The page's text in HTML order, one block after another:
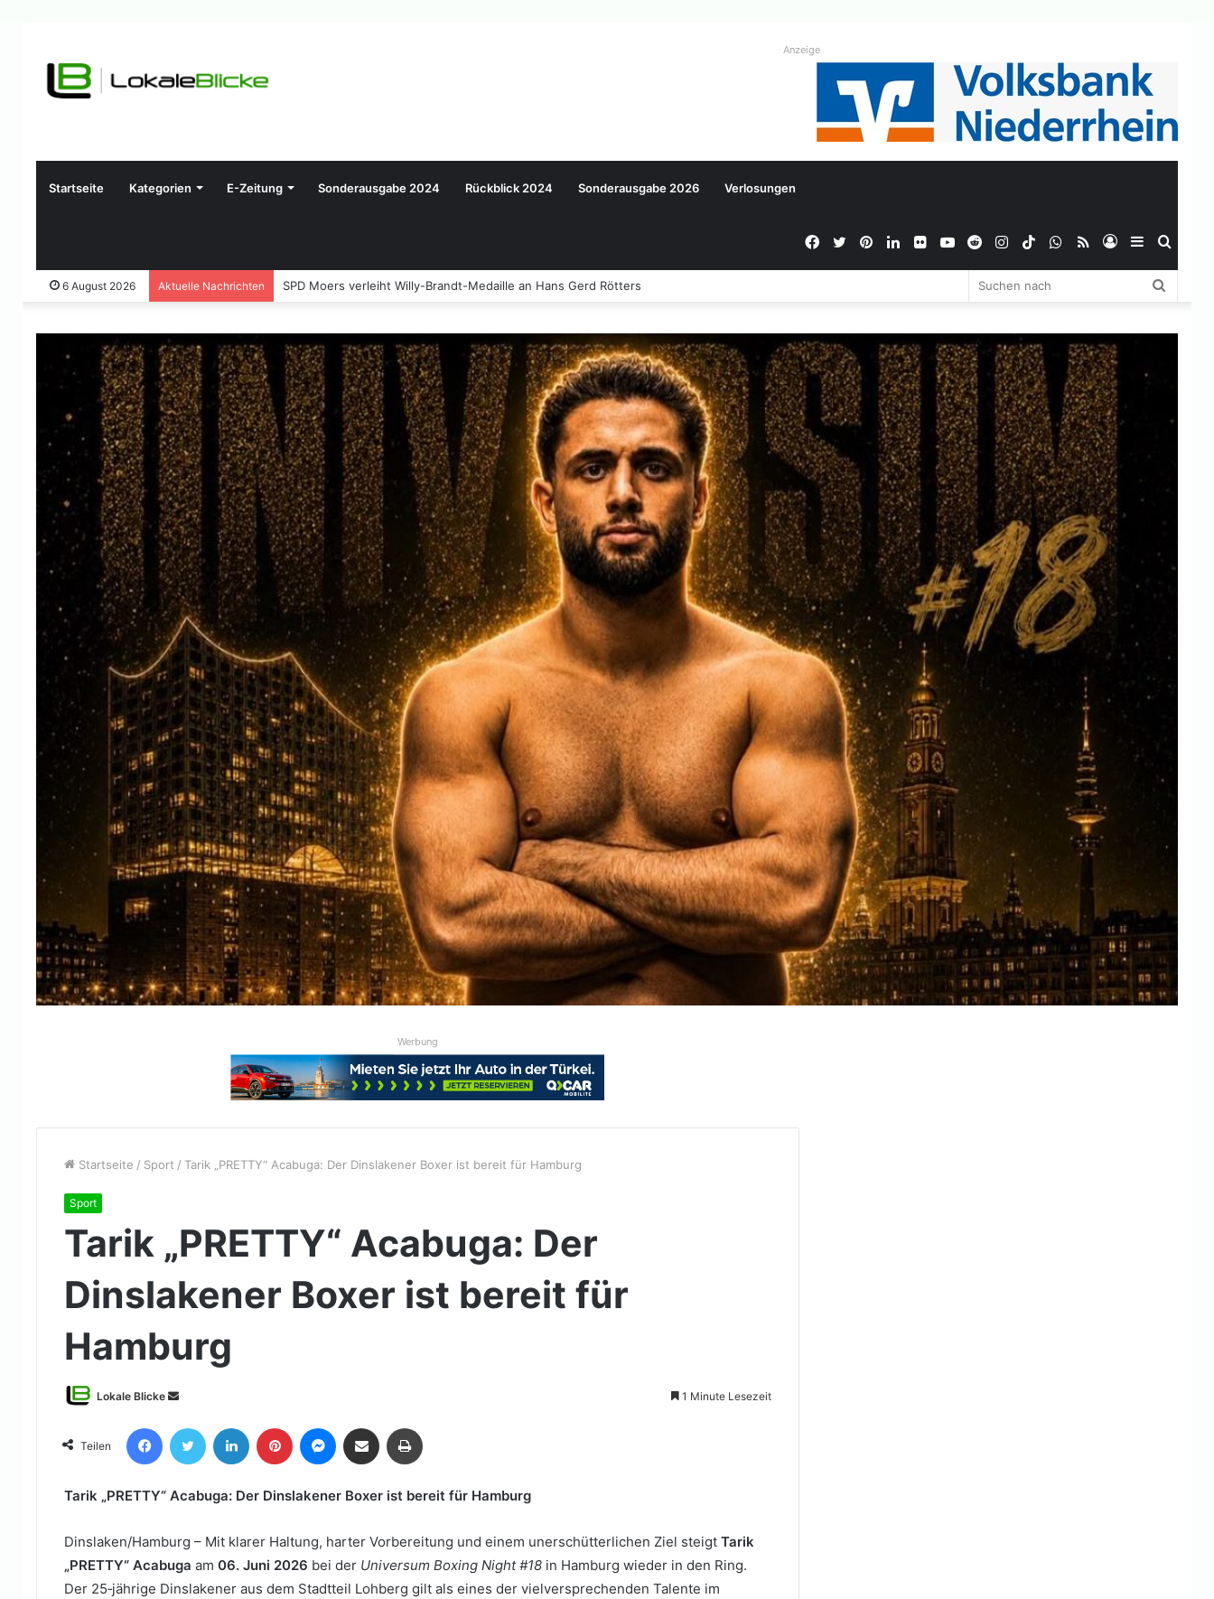
Anzeige
Startseite Kategorien E-Zeitung Sonderausgabe 2024 Rückblick 2024 Sonderausgabe 2026 Verlosungen
Sidebar
Anmelden
RSS
WhatsApp
TikTok
Instagram
Reddit
YouTube
Flickr
LinkedIn
Pinterest
Twitter
Facebook
6 August 2026 Aktuelle Nachrichten Zwei Straßenbahnen kollidieren – Viele Verletzte bei Verkehrsunfall
Werbung
Startseite / Sport / Tarik „PRETTY“ Acabuga: Der Dinslakener Boxer ist bereit für Hamburg
Sport
Tarik „PRETTY“ Acabuga: Der
Dinslakener Boxer ist bereit für
Hamburg
Lokale Blicke
Sende
eine
E-
1 Minute Lesezeit
Teilen
FacebookTwitter LinkedIn Pinterest Messenger
Teile per E-Mail
Tarik „PRETTY“ Acabuga: Der Dinslakener Boxer ist bereit für Hamburg
Dinslaken/Hamburg – Mit klarer Haltung, harter Vorbereitung und einem unerschütterlichen Ziel steigt Tarik
„PRETTY“ Acabuga am 06. Juni 2026 bei der Universum Boxing Night #18 in Hamburg wieder in den Ring.
Der 25‑jährige Dinslakener aus dem Stadtteil Lohberg gilt als eines der vielversprechenden Talente im